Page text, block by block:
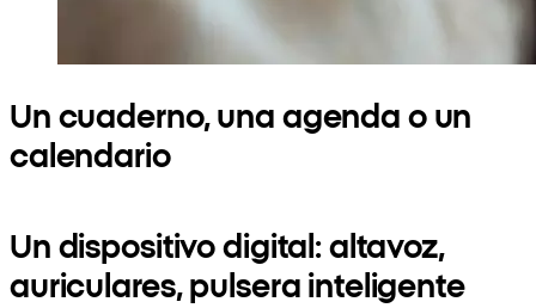
Un cuaderno, una agenda o un
calendario
Un dispositivo digital: altavoz,
auriculares, pulsera inteligente